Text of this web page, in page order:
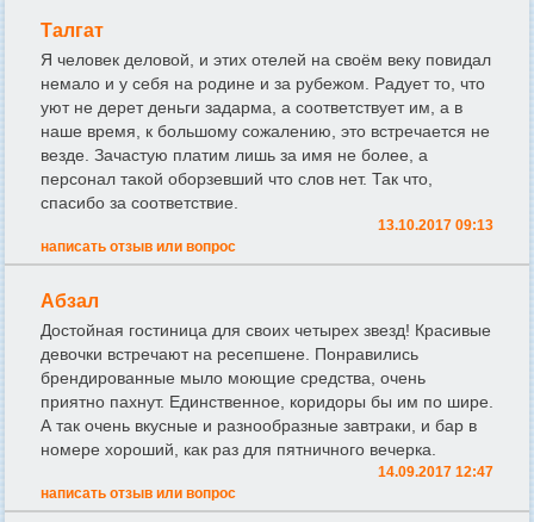
Талгат
Я человек деловой, и этих отелей на своём веку повидал
немало и у себя на родине и за рубежом. Радует то, что
уют не дерет деньги задарма, а соответствует им, а в
наше время, к большому сожалению, это встречается не
везде. Зачастую платим лишь за имя не более, а
персонал такой оборзевший что слов нет. Так что,
спасибо за соответствие.
13.10.2017 09:13
написать отзыв или вопрос
Абзал
Достойная гостиница для своих четырех звезд! Красивые
девочки встречают на ресепшене. Понравились
брендированные мыло моющие средства, очень
приятно пахнут. Единственное, коридоры бы им по шире.
А так очень вкусные и разнообразные завтраки, и бар в
номере хороший, как раз для пятничного вечерка.
14.09.2017 12:47
написать отзыв или вопрос